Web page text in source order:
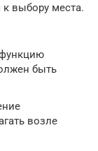
к выбору места.
быть
возле